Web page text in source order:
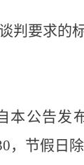
判要求的
本公告发
，节假日除